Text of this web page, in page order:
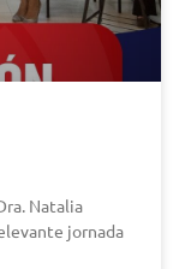
Natalia
jornada